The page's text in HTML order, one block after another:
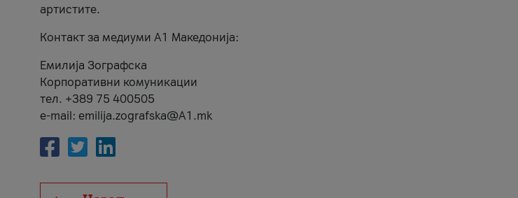
артистите.
Контакт за медиуми А1 Македонија:
Емилија Зографска
Корпоративни комуникации
тел. +389 75 400505
e-mail: emilija.zografska@A1.mk